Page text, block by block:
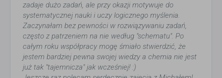
zadaje dużo zadań, ale przy okazji motywuje do
systematycznej nauki i uczy logicznego myślenia.
Zaczynałam bez pewności w rozwiązywaniu zadań,
często z patrzeniem na nie według "schematu". Po
całym roku współpracy mogę śmiało stwierdzić, że
jestem bardziej pewna swojej wiedzy a chemia nie jest
już tak "tajemnicza" jak wcześniej! :)